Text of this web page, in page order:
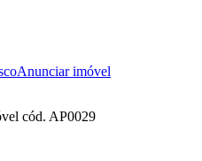
Anunciar imóvel
cód. AP0029